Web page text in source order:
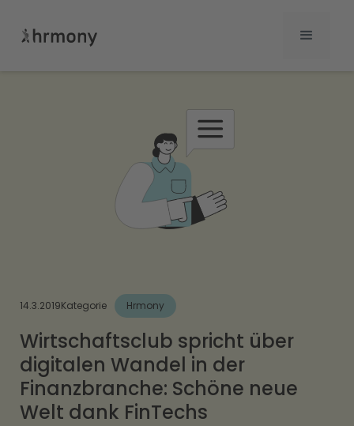
14.3.2019Kategorie Hrmony
Wirtschaftsclub spricht über
digitalen Wandel in der
Finanzbranche: Schöne neue
Welt dank FinTechs